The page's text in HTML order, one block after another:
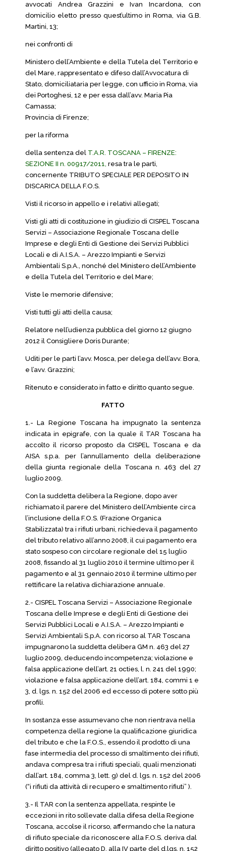
avvocati Andrea Grazzini e Ivan Incardona, con
domicilio eletto presso quest’ultimo in Roma, via G.B.
Martini, 13;
nei confronti di
Ministero dell’Ambiente e della Tutela del Territorio e
del Mare, rappresentato e difeso dall’Avvocatura di
Stato, domiciliataria per legge, con ufficio in Roma, via
dei Portoghesi, 12 e per essa dall’avv. Maria Pia
Camassa;
Provincia di Firenze;
per la riforma
della sentenza del T.A.R. TOSCANA – FIRENZE:
SEZIONE II n. 00917/2011, resa tra le parti,
concernente TRIBUTO SPECIALE PER DEPOSITO IN
DISCARICA DELLA F.O.S.
Visti il ricorso in appello e i relativi allegati;
Visti gli atti di costituzione in giudizio di CISPEL Toscana
Servizi – Associazione Regionale Toscana delle
Imprese e degli Enti di Gestione dei Servizi Pubblici
Locali e di A.I.S.A. – Arezzo Impianti e Servizi
Ambientali S.p.A., nonché del Ministero dell’Ambiente
e della Tutela del Territorio e del Mare;
Viste le memorie difensive;
Visti tutti gli atti della causa;
Relatore nell’udienza pubblica del giorno 12 giugno
2012 il Consigliere Doris Durante;
Uditi per le parti l’avv. Mosca, per delega dell’avv. Bora,
e l’avv. Grazzini;
Ritenuto e considerato in fatto e diritto quanto segue.
FATTO
1.- La Regione Toscana ha impugnato la sentenza
indicata in epigrafe, con la quale il TAR Toscana ha
accolto il ricorso proposto da CISPEL Toscana e da
AISA s.p.a. per l’annullamento della deliberazione
della giunta regionale della Toscana n. 463 del 27
luglio 2009.
Con la suddetta delibera la Regione, dopo aver
richiamato il parere del Ministero dell’Ambiente circa
l’inclusione della F.O.S. (Frazione Organica
Stabilizzata) tra i rifiuti urbani, richiedeva il pagamento
del tributo relativo all’anno 2008, il cui pagamento era
stato sospeso con circolare regionale del 15 luglio
2008, fissando al 31 luglio 2010 il termine ultimo per il
pagamento e al 31 gennaio 2010 il termine ultimo per
rettificare la relativa dichiarazione annuale.
2.- CISPEL Toscana Servizi – Associazione Regionale
Toscana delle Imprese e degli Enti di Gestione dei
Servizi Pubblici Locali e A.I.S.A. – Arezzo Impianti e
Servizi Ambientali S.p.A. con ricorso al TAR Toscana
impugnarono la suddetta delibera GM n. 463 del 27
luglio 2009, deducendo incompetenza; violazione e
falsa applicazione dell’art. 21 octies, l. n. 241 del 1990;
violazione e falsa applicazione dell’art. 184, commi 1 e
3, d. lgs. n. 152 del 2006 ed eccesso di potere sotto più
profili.
In sostanza esse assumevano che non rientrava nella
competenza della regione la qualificazione giuridica
del tributo e che la F.O.S., essendo il prodotto di una
fase intermedia del processo di smaltimento dei rifiuti,
andava compresa tra i rifiuti speciali, quali menzionati
dall’art. 184, comma 3, lett. g) del d. lgs. n. 152 del 2006
(“i rifiuti da attività di recupero e smaltimento rifiuti” ).
3.- Il TAR con la sentenza appellata, respinte le
eccezioni in rito sollevate dalla difesa della Regione
Toscana, accolse il ricorso, affermando che la natura
di rifiuto speciale da riconoscere alla F.O.S. deriva dal
diritto positivo (allegato D, alla IV parte del d.lgs. n. 152